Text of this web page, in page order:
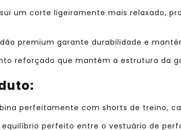
um corte ligeiramente mais relaxado,
premium garante durabilidade e
reforçado que mantém a estrutura da
perfeitamente com shorts de treino,
equilíbrio perfeito entre o vestuário de